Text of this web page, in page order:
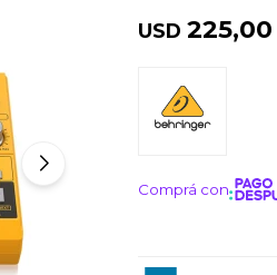
USD 225,00
Comprá con